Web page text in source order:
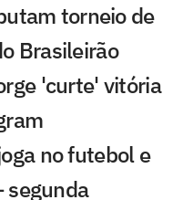
torneio de
Brasileirão
'curte' vitória
no futebol e
segunda